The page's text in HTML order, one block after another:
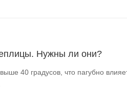
Нужны ли они?
40 градусов, что пагубно